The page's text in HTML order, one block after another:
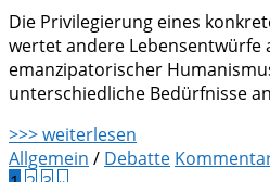
Die Privilegierung eines
wertet andere Lebensentwürfe
emanzipatorischer
unterschiedliche Bedürfnisse
>>> weiterlesen
Allgemein / Debatte